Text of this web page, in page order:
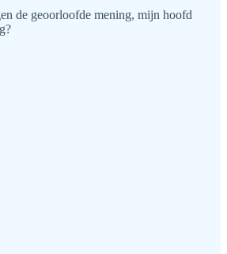
de geoorloofde mening, mijn hoofd